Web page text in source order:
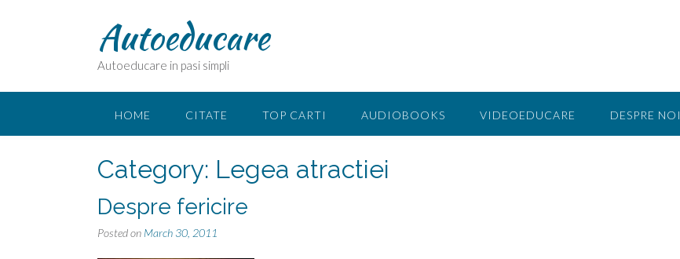
Autoeducare
Autoeducare in pasi simpli
HOME CITATE TOP CARTI AUDIOBOOKS VIDEOEDUCARE DESPRE NOI
Category: Legea atractiei
Despre fericire
Posted on March 30, 2011